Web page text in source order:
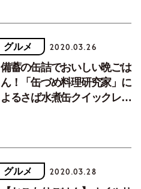
グルメ 2020.03.26
備蓄の缶詰でおいしい晩ごは
ん！「缶づめ料理研究家」に
よるさば水煮缶クイックレシ
グルメ 2020.03.28